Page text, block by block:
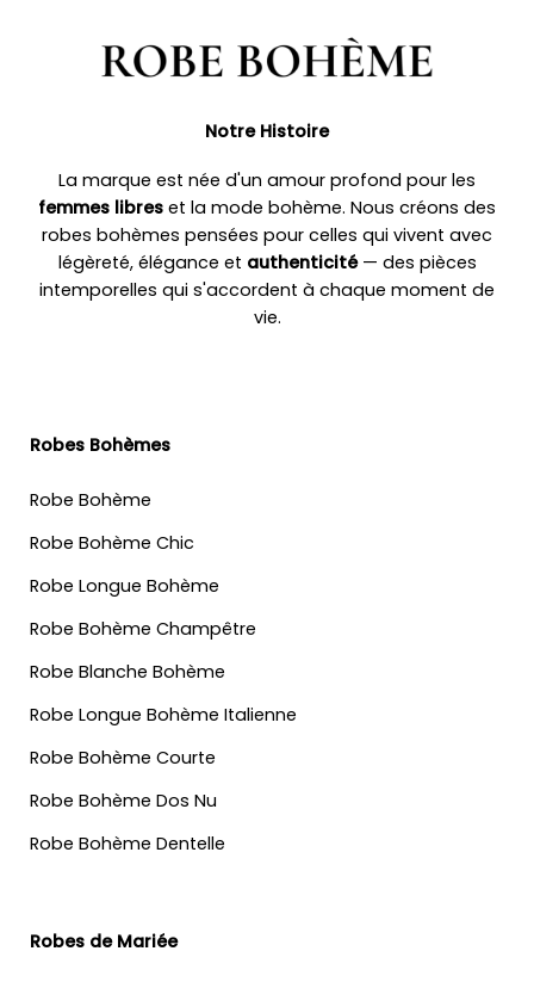
Notre Histoire
La marque est née d'un amour profond pour les
femmes libres et la mode bohème. Nous créons des
robes bohèmes pensées pour celles qui vivent avec
légèreté, élégance et authenticité— des pièces
intemporelles qui s'accordent à chaque moment de
vie.
Robes Bohèmes
Robe Bohème
Robe Bohème Chic
Robe Longue Bohème
Robe Bohème Champêtre
Robe Blanche Bohème
Robe Longue Bohème Italienne
Robe Bohème Courte
Robe Bohème Dos Nu
Robe Bohème Dentelle
Robes de Mariée